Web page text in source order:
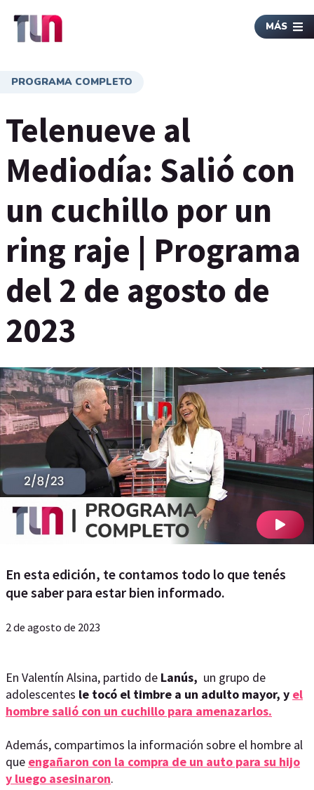
MÁS
PROGRAMA COMPLETO
Telenueve al
Mediodía: Salió con
un cuchillo por un
ring raje | Programa
del 2 de agosto de
2023
En esta edición, te contamos todo lo que tenés
que saber para estar bien informado.
2 de agosto de 2023
En Valentín Alsina, partido de Lanús, un grupo de
adolescentes le tocó el timbre a un adulto mayor, y el
hombre salió con un cuchillo para amenazarlos.
Además, compartimos la información sobre el hombre al
que engañaron con la compra de un auto para su hijo
y luego asesinaron.